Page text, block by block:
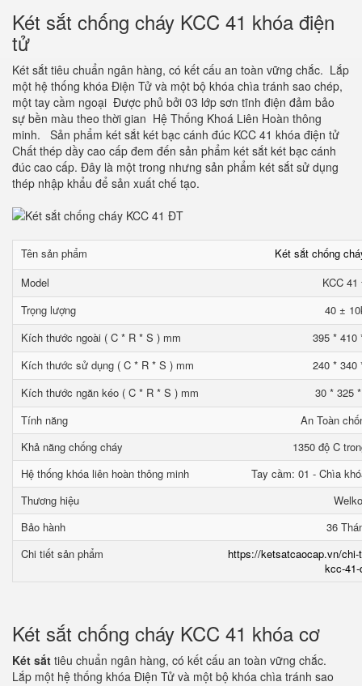
Két sắt chống cháy KCC 41 khóa điện
tử
Két sắt tiêu chuẩn ngân hàng, có kết cấu an toàn vững chắc. Lắp
một hệ thống khóa Điện Tử và một bộ khóa chìa tránh sao chép,
một tay cầm ngoại Được phủ bởi 03 lớp sơn tĩnh điện đảm bảo
sự bền màu theo thời gian Hệ Thống Khoá Liên Hoàn thông
minh. Sản phẩm két sắt két bạc cánh đúc KCC 41 khóa điện tử
Chất thép dầy cao cấp đem đến sản phẩm két sắt két bạc cánh
đúc cao cấp. Đây là một trong nhưng sản phẩm két sắt sử dụng
thép nhập khẩu để sản xuất chế tạo.
Tên sản phẩm
Két sắt chống
Model
KCC
Trọng lượng
40 ±
Kích thước ngoài ( C * R * S ) mm
395 * 410
Kích thước sử dụng ( C * R * S ) mm
240 * 340
Kích thước ngăn kéo ( C * R * S ) mm
30 * 325
Tính năng
An Toàn
Khả năng chống cháy
1350 độ C
Hệ thống khóa liên hoàn thông minh
Tay cầm: 01 - Chìa
Thương hiệu
Welko
Bảo hành
36
Chi tiết sản phẩm
https://ketsatcaocap.vn/
kcc-
Két sắt chống cháy KCC 41 khóa cơ
Két sắt tiêu chuẩn ngân hàng, có kết cấu an toàn vững chắc.
Lắp một hệ thống khóa Điện Tử và một bộ khóa chìa tránh sao